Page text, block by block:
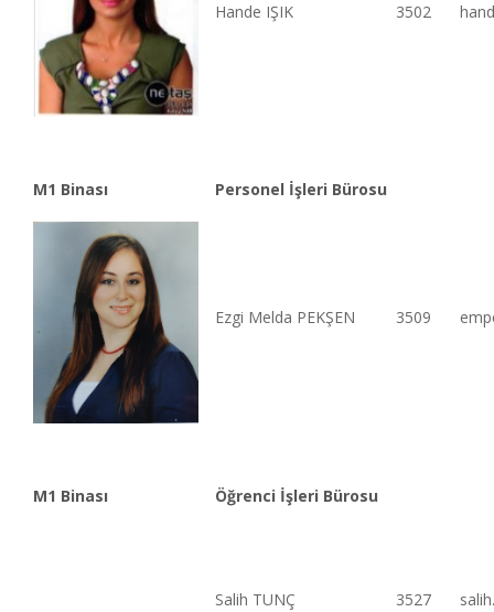
Hande IŞIK 3502
M1 Binası Personel İşleri Bürosu
Ezgi Melda PEKŞEN 3509
M1 Binası Öğrenci İşleri Bürosu
Salih TUNÇ 3527